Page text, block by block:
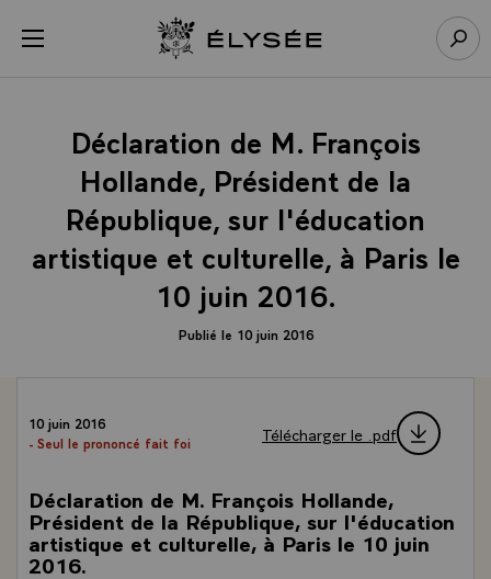
menu Retour à l’accueil Élysée
Déclaration de M. François
Hollande, Président de la
République, sur l'éducation
artistique et culturelle, à Paris le
10 juin 2016.
Publié le 10 juin 2016
10 juin 2016
- Seul le prononcé fait foi
Télécharger le .pdf
Déclaration de M. François Hollande,
Président de la République, sur l'éducation
artistique et culturelle, à Paris le 10 juin
2016.
Panneau de gestion des cookies